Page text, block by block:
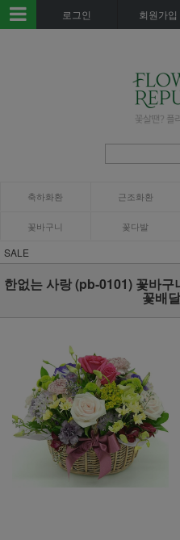
로그인 회원가입
축하화환 근조화환
꽃바구니 꽃다발
SALE
한없는 사랑 (pb-0101) 꽃바
꽃배